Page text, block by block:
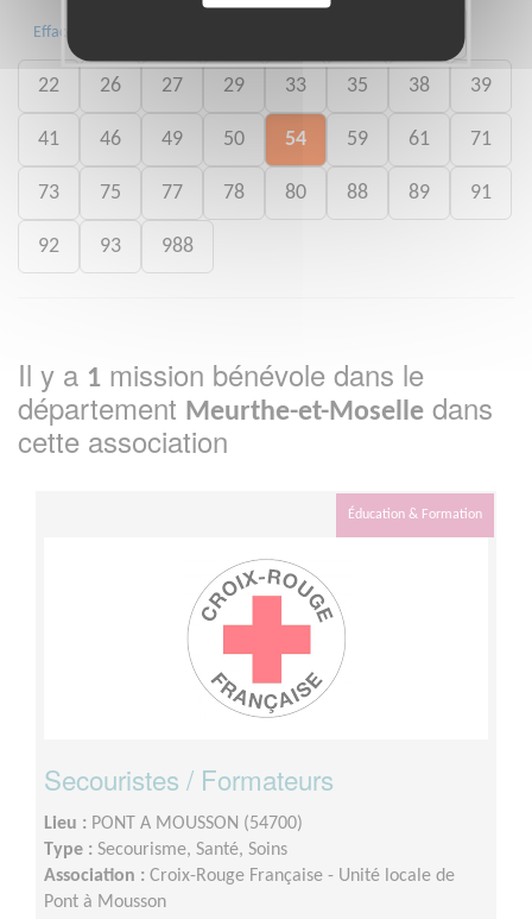
Effacer
22 26 27 29 33 35 38 39
41 46 49 50 54 59 61 71
73 75 77 78 80 88 89 91
92 93 988
Il y a 1 mission bénévole dans le
département Meurthe-et-Moselle dans
cette association
Éducation & Formation
Secouristes / Formateurs
Lieu : PONT A MOUSSON (54700)
Type : Secourisme, Santé, Soins
Association : Croix-Rouge Française - Unité locale de
Pont à Mousson